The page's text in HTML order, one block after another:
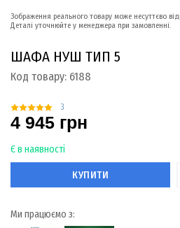
Зображення реального товару може несуттєво
Деталі уточнюйте у менеджера при замовленні.
ШАФА НУШ ТИП 5
Код товару: 6188
3
4 945 грн
Є в наявності
КУПИТИ
Ми працюємо з: